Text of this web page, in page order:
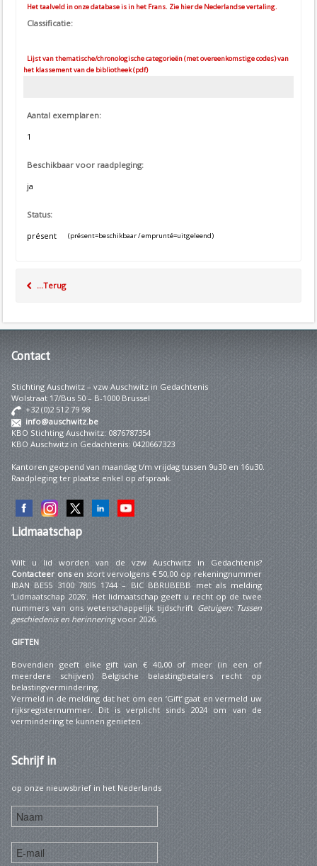
Het taalveld in onze database is in het Frans. Zie hier de Nederlandse vertaling.
Classificatie:
Lijst van thematische/chronologische categorieën (met overeenkomstige codes) van
het klassement van de bibliotheek (pdf)
Aantal exemplaren:
1
Beschikbaar voor raadpleging:
ja
Status:
présent
(présent=beschikbaar / emprunté=uitgeleend)
...Terug
Contact
Stichting Auschwitz – vzw Auschwitz in Gedachtenis
Wolstraat 17/Bus 50 – B-1000 Brussel
+32 (0)2 512 79 98
info@auschwitz.be
KBO Stichting Auschwitz: 0876787354
KBO Auschwitz in Gedachtenis: 0420667323
Kantoren geopend van maandag t/m vrijdag tussen 9u30 en 16u30.
Raadpleging ter plaatse enkel op afspraak.
Lidmaatschap
Wilt u lid worden van de vzw Auschwitz in Gedachtenis?
Contacteer onsen stort vervolgens € 50,00 op rekeningnummer
IBAN BE55 3100 7805 1744 – BIC BBRUBEBB met als melding
‘Lidmaatschap 2026’. Het lidmaatschap geeft u recht op de twee
nummers van ons wetenschappelijk tijdschrift Getuigen: Tussen
geschiedenis en herinneringvoor 2026.
GIFTEN
Bovendien geeft elke gift van € 40,00 of meer (in een of
meerdere schijven) Belgische belastingbetalers recht op
belastingvermindering.
Vermeld in de melding dat het om een ‘Gift’ gaat en vermeld uw
rijksregisternummer. Dit is verplicht sinds 2024 om van de
vermindering te kunnen genieten.
Schrijfin
op onze nieuwsbrief in het Nederlands